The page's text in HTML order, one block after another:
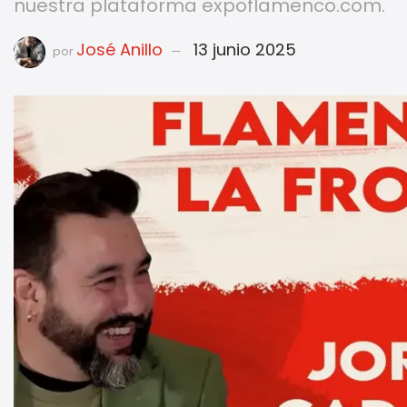
por José Anillo 13 junio 2025